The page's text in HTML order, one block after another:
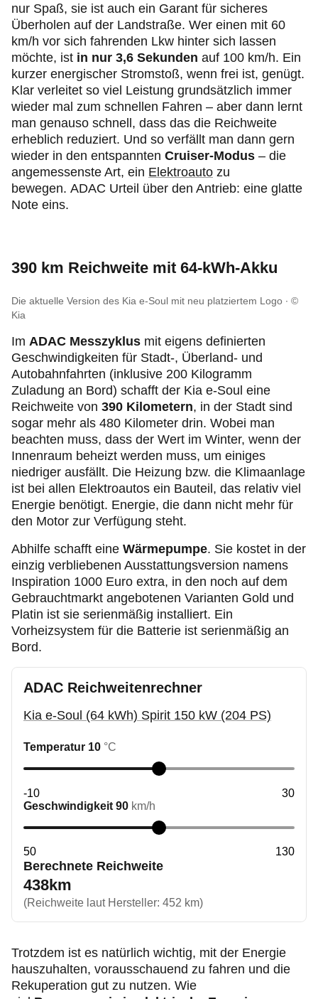
nur Spaß, sie ist auch ein Garant für sicheres
Überholen auf der Landstraße. Wer einen mit 60
km/h vor sich fahrenden Lkw hinter sich lassen
möchte, ist in nur 3,6 Sekunden auf 100 km/h. Ein
kurzer energischer Stromstoß, wenn frei ist, genügt.
Klar verleitet so viel Leistung grundsätzlich immer
wieder mal zum schnellen Fahren – aber dann lernt
man genauso schnell, dass das die Reichweite
erheblich reduziert. Und so verfällt man dann gern
wieder in den entspannten Cruiser-Modus – die
angemessenste Art, ein Elektroauto zu
bewegen. ADAC Urteil über den Antrieb: eine glatte
Note eins.
390 km Reichweite mit 64-kWh-Akku
Die aktuelle Version des Kia e-Soul mit neu platziertem Logo
©
Kia
Im ADAC Messzyklus mit eigens definierten
Geschwindigkeiten für Stadt-, Überland- und
Autobahnfahrten (inklusive 200 Kilogramm
Zuladung an Bord) schafft der Kia e-Soul eine
Reichweite von 390 Kilometern, in der Stadt sind
sogar mehr als 480 Kilometer drin. Wobei man
beachten muss, dass der Wert im Winter, wenn der
Innenraum beheizt werden muss, um einiges
niedriger ausfällt. Die Heizung bzw. die Klimaanlage
ist bei allen Elektroautos ein Bauteil, das relativ viel
Energie benötigt. Energie, die dann nicht mehr für
den Motor zur Verfügung steht.
Abhilfe schafft eine Wärmepumpe. Sie kostet in der
einzig verbliebenen Ausstattungsversion namens
Inspiration 1000 Euro extra, in den noch auf dem
Gebrauchtmarkt angebotenen Varianten Gold und
Platin ist sie serienmäßig installiert. Ein
Vorheizsystem für die Batterie ist serienmäßig an
Bord.
ADAC Reichweitenrechner
Kia e-Soul (64 kWh) Spirit 150 kW (204 PS)
Temperatur 10 °C
-10
30
Geschwindigkeit 90 km/h
50 130
Berechnete Reichweite
438km
(Reichweite laut Hersteller: 452 km)
Trotzdem ist es natürlich wichtig, mit der Energie
hauszuhalten, vorausschauend zu fahren und die
Rekuperation gut zu nutzen. Wie